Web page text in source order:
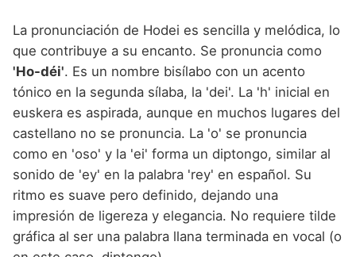
La pronunciación de Hodei es sencilla y melódica, lo
que contribuye a su encanto. Se pronuncia como
'Ho-déi'. Es un nombre bisílabo con un acento
tónico en la segunda sílaba, la 'dei'. La 'h' inicial en
euskera es aspirada, aunque en muchos lugares del
castellano no se pronuncia. La 'o' se pronuncia
como en 'oso' y la 'ei' forma un diptongo, similar al
sonido de 'ey' en la palabra 'rey' en español. Su
ritmo es suave pero definido, dejando una
impresión de ligereza y elegancia. No requiere tilde
gráfica al ser una palabra llana terminada en vocal (o